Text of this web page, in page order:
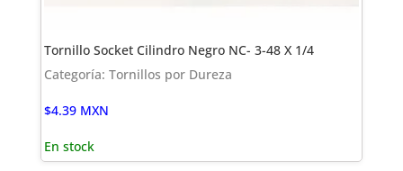
Tornillo Socket Cilindro Negro NC- 3-48 X 1/4
Categoría: Tornillos por Dureza
$4.39 MXN
En stock